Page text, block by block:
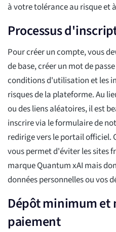
à votre tolérance au risque et
Processus
Pour créer un compte, vous
de base, créer un mot de
conditions d'utilisation et les
risques de la plateforme. Au
ou des liens aléatoires, il est
inscrire via le formulaire de
redirige vers le portail officiel.
vous permet d'éviter les sites
marque Quantum xAI mais
données personnelles ou vos
Dépôt minimum et
paiement